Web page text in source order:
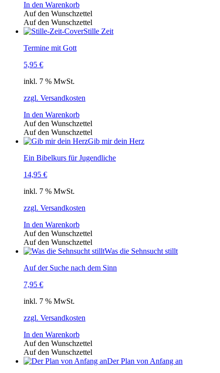
In den Warenkorb
Auf den Wunschzettel
Auf den Wunschzettel
Stille Zeit
Termine mit Gott
5,95 €
inkl. 7 % MwSt.
zzgl. Versandkosten
In den Warenkorb
Auf den Wunschzettel
Auf den Wunschzettel
Gib mir dein Herz
Ein Bibelkurs für Jugendliche
14,95 €
inkl. 7 % MwSt.
zzgl. Versandkosten
In den Warenkorb
Auf den Wunschzettel
Auf den Wunschzettel
Was die Sehnsucht stillt
Auf der Suche nach dem Sinn
7,95 €
inkl. 7 % MwSt.
zzgl. Versandkosten
In den Warenkorb
Auf den Wunschzettel
Auf den Wunschzettel
Der Plan von Anfang an